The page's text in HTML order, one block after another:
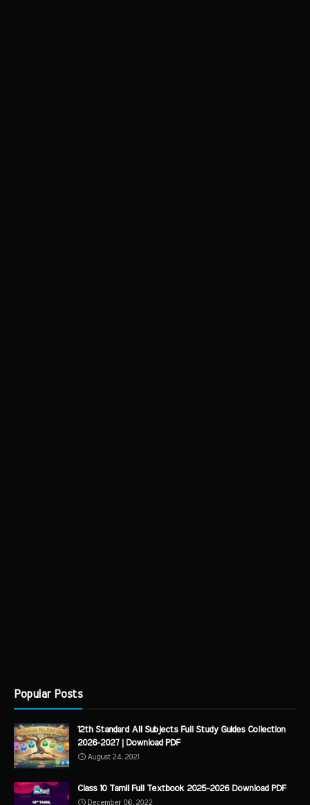
Popular Posts
12th Standard All Subjects Full Study Guides Collection
2026-2027 | Download PDF
August 24, 2021
Class 10 Tamil Full Textbook 2025-2026 Download PDF
December 06, 2022